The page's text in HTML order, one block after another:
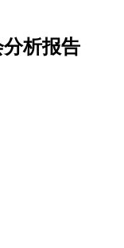
分析报告